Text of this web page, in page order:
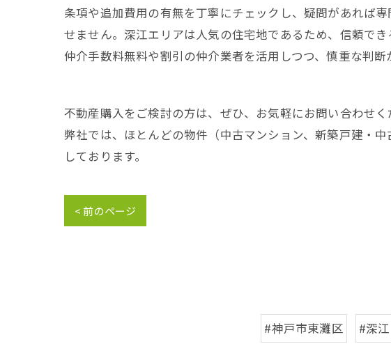
条項や追加費用の有無を丁寧にチェックし、疑問があれば
せません。深江エリアは人気の住宅地であるため、信頼で
仲介手数料無料や割引の仲介業者を活用しつつ、慎重な判断
不動産購入をご検討の方は、ぜひ、お気軽にお問い合わせく
弊社では、ほとんどの物件（中古マンション、新築戸建・
しております。
< 前のページ
#神戸市東灘区 #深江